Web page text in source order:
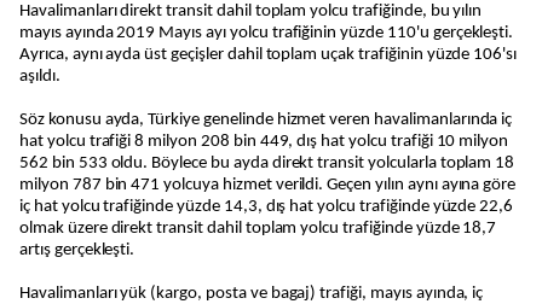
Havalimanları direkt transit dahil toplam yolcu trafiğinde, bu yılın
mayıs ayında 2019 Mayıs ayı yolcu trafiğinin yüzde 110'u gerçekleşti.
Ayrıca, aynı ayda üst geçişler dahil toplam uçak trafiğinin yüzde 106'sı
aşıldı.
Söz konusu ayda, Türkiye genelinde hizmet veren havalimanlarında iç
hat yolcu trafiği 8 milyon 208 bin 449, dış hat yolcu trafiği 10 milyon
562 bin 533 oldu. Böylece bu ayda direkt transit yolcularla toplam 18
milyon 787 bin 471 yolcuya hizmet verildi. Geçen yılın aynı ayına göre
iç hat yolcu trafiğinde yüzde 14,3, dış hat yolcu trafiğinde yüzde 22,6
olmak üzere direkt transit dahil toplam yolcu trafiğinde yüzde 18,7
artış gerçekleşti.
Havalimanları yük (kargo, posta ve bagaj) trafiği, mayıs ayında, iç